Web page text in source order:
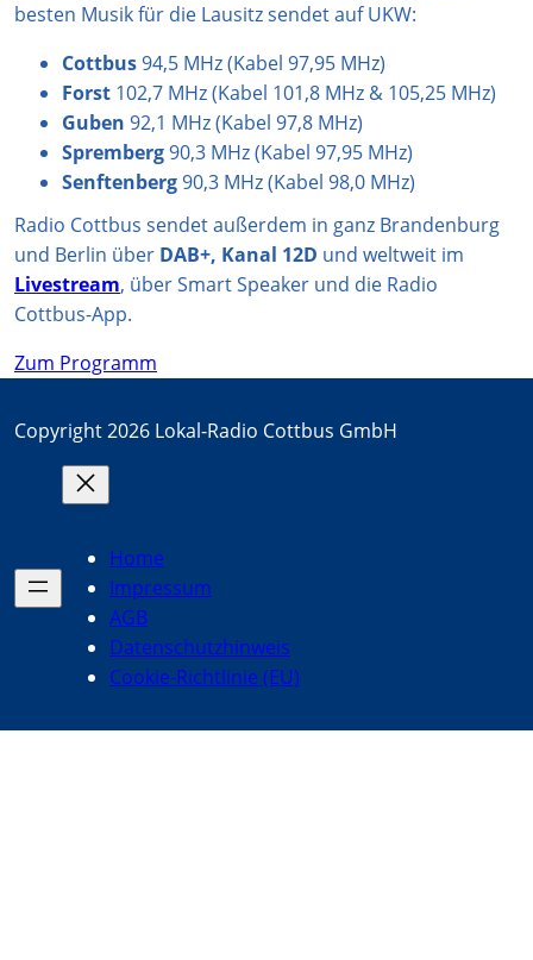
besten Musik für die Lausitz sendet auf UKW:
Cottbus94,5 MHz (Kabel 97,95 MHz)
Forst 102,7 MHz (Kabel 101,8 MHz & 105,25 MHz)
Guben 92,1 MHz (Kabel 97,8 MHz)
Spremberg90,3 MHz (Kabel 97,95 MHz)
Senftenberg90,3 MHz (Kabel 98,0 MHz)
Radio Cottbus sendet außerdem in ganz Brandenburg
und Berlin über DAB+, Kanal 12D und weltweit im
Livestream, über Smart Speaker und die Radio
Cottbus-App.
Zum Programm
Copyright 2026 Lokal-Radio Cottbus GmbH
Home
Impressum
AGB
Datenschutzhinweis
Cookie-Richtlinie (EU)